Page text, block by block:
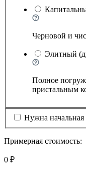
Черновой и
Элитный
Полное
пристальным
Нужна начальная
Примерная стоимость:
0 ₽